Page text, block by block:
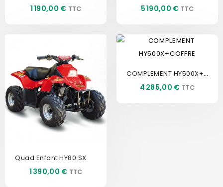
Prix
1 190,00 € Prix
5 190,00 €
Quad Enfant HY80 SX
Prix
1 390,00 €
COMPLEMENT HY500X+COFFRE
Prix
4 285,00 €